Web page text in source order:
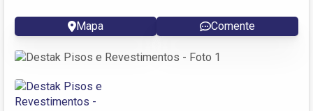
Mapa Comente